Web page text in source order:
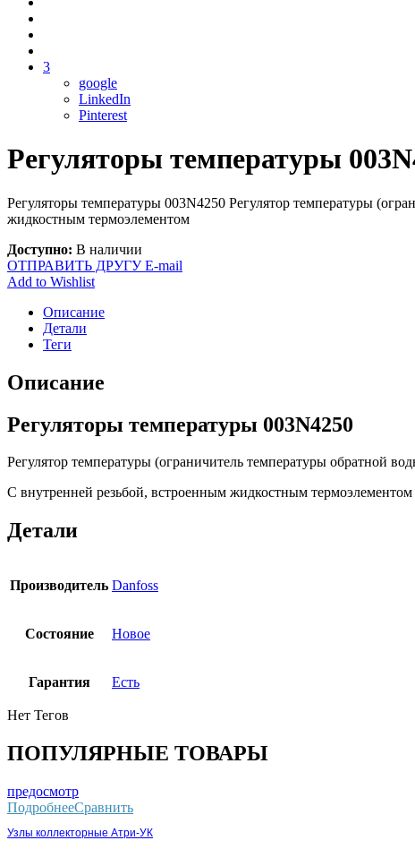
3
google
LinkedIn
Pinterest
Регуляторы температуры
Регуляторы температуры 003N4250 Регулятор температуры
жидкостным термоэлементом
Доступно: В наличии
ОТПРАВИТЬ ДРУГУ E-mail
Add to Wishlist
Описание
Детали
Теги
Описание
Регуляторы температуры 003N4250
Регулятор температуры (ограничитель температуры обратной
С внутренней резьбой, встроенным жидкостным термоэлементом
Детали
Производитель Danfoss
Состояние Новое
Гарантия Есть
Нет Тегов
ПОПУЛЯРНЫЕ ТОВАРЫ
предосмотр
ПодробнееСравнить
Узлы коллекторные Атри-УК